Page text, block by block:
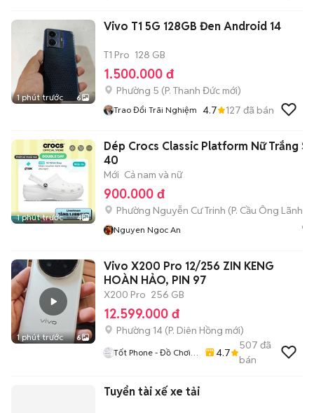
1 phút trước 6
Vivo T1 5G 128GB Đen Android 14
T1 Pro 128 GB
1.500.000 đ
Phường 5 (P. Thanh Đức mới)
Trao Đổi Trãi Nghiệm 4.7 127 đã bán
1 phút trước 4
Dép Crocs Classic Platform Nữ Trắng
40
Mới Cả nam và nữ
900.000 đ
Phường Nguyễn Cư Trinh (P. Cầu Ông Lãnh
Nguyen Ngoc An
1 phút trước 6
Vivo X200 Pro 12/256 ZIN KENG
HOÀN HẢO, PIN 97
X200 Pro 256 GB
12.599.000 đ
Phường 14 (P. Diên Hồng mới)
Tốt Phone - Đồ Chơi
4.7
507 đã
bán
Tuyển tài xế xe tải